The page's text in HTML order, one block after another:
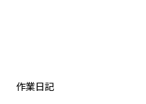
作業日記